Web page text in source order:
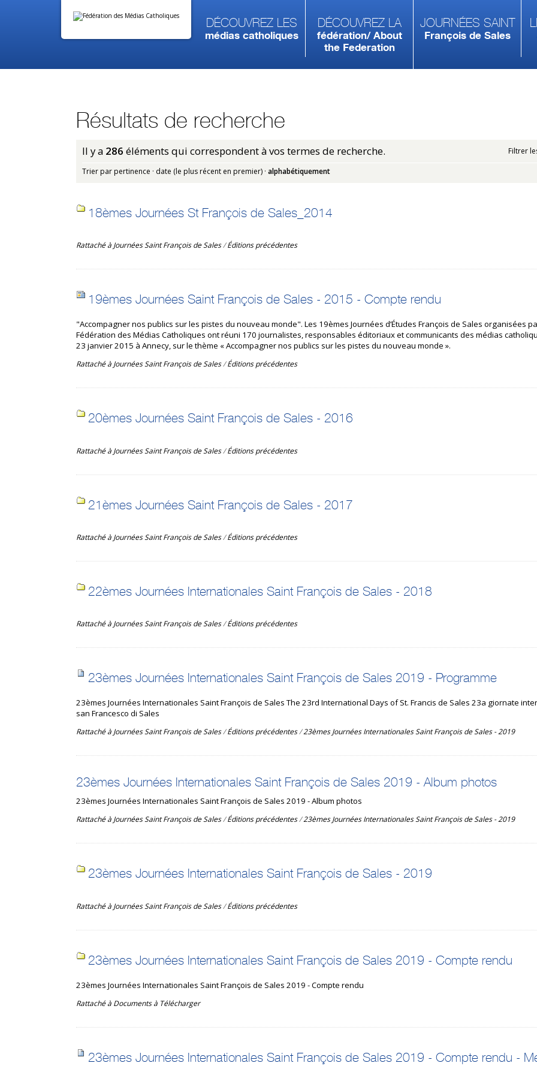
contenu.
Aller
personnels
Découvrez les
médias catholiques
Découvrez la
fédération/ About
the Federation
Journées Saint
François de Sales
Résultats de recherche
Il y a 286 éléments qui correspondent à vos termes de recherche.
Filtrer
Trier par pertinence · date (le plus récent en premier) · alphabétiquement
18èmes Journées St François de Sales_2014
Rattaché à Journées Saint François de Sales/Éditions précédentes
19èmes Journées Saint François de Sales - 2015 - Compte rendu
"Accompagner nos publics sur les pistes du nouveau monde". Les 19èmes Journées d’Études François de Sales organisées
Fédération des Médias Catholiques ont réuni 170 journalistes, responsables éditoriaux et communicants des médias
23 janvier 2015 à Annecy, sur le thème « Accompagner nos publics sur les pistes du nouveau monde ».
Rattaché à Journées Saint François de Sales/Éditions précédentes
20èmes Journées Saint François de Sales - 2016
Rattaché à Journées Saint François de Sales/Éditions précédentes
21èmes Journées Saint François de Sales - 2017
Rattaché à Journées Saint François de Sales/Éditions précédentes
22èmes Journées Internationales Saint François de Sales - 2018
Rattaché à Journées Saint François de Sales/Éditions précédentes
23èmes Journées Internationales Saint François de Sales 2019 - Programme
23èmes Journées Internationales Saint François de Sales The 23rd International Days of St. Francis de Sales 23a giornate
san Francesco di Sales
Rattaché à Journées Saint François de Sales/Éditions précédentes/23èmes Journées Internationales Saint François de Sales - 2019
23èmes Journées Internationales Saint François de Sales 2019 - Album photos
23èmes Journées Internationales Saint François de Sales 2019 - Album photos
Rattaché à Journées Saint François de Sales/Éditions précédentes/23èmes Journées Internationales Saint François de Sales - 2019
23èmes Journées Internationales Saint François de Sales - 2019
Rattaché à Journées Saint François de Sales/Éditions précédentes
23èmes Journées Internationales Saint François de Sales 2019 - Compte rendu
23èmes Journées Internationales Saint François de Sales 2019 - Compte rendu
Rattaché à Documents à Télécharger
23èmes Journées Internationales Saint François de Sales 2019 - Compte rendu -